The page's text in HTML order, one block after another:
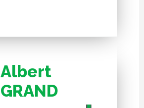
Albert
GRAND